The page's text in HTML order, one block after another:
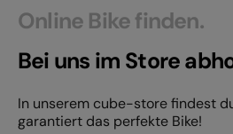
Online Bike finden.
Bei uns im Store
In unserem cube-store findest
garantiert das perfekte Bike!